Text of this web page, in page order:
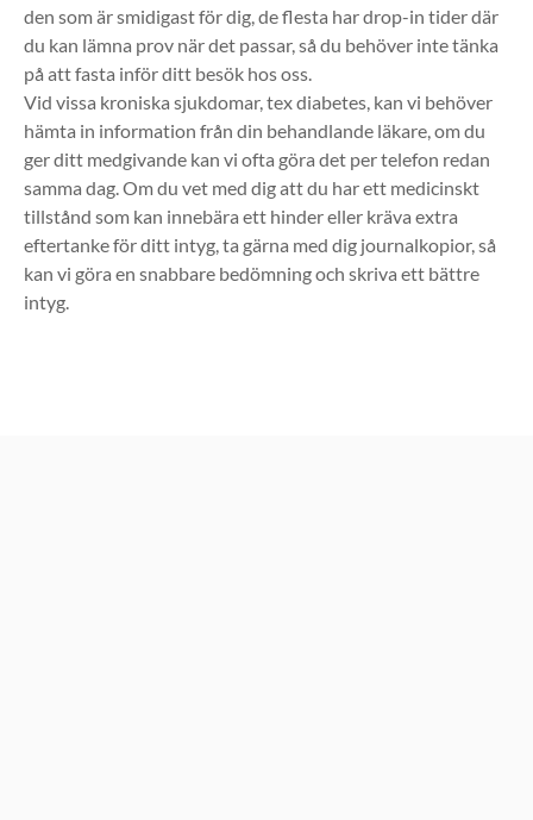
den som är smidigast för dig, de flesta har drop-in tider där
du kan lämna prov när det passar, så du behöver inte tänka
på att fasta inför ditt besök hos oss.
Vid vissa kroniska sjukdomar, tex diabetes, kan vi behöver
hämta in information från din behandlande läkare, om du
ger ditt medgivande kan vi ofta göra det per telefon redan
samma dag. Om du vet med dig att du har ett medicinskt
tillstånd som kan innebära ett hinder eller kräva extra
eftertanke för ditt intyg, ta gärna med dig journalkopior, så
kan vi göra en snabbare bedömning och skriva ett bättre
intyg.